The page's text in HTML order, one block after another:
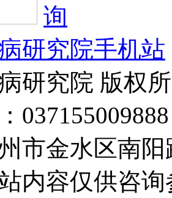
研究院手机站
研究院 版权
市金水区南阳
内容仅供咨